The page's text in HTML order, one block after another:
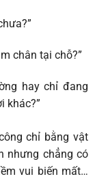
chân tại chỗ?”
hay chỉ đang
khác?”
chỉ bằng vật
nhưng chẳng có
vui biến mất…